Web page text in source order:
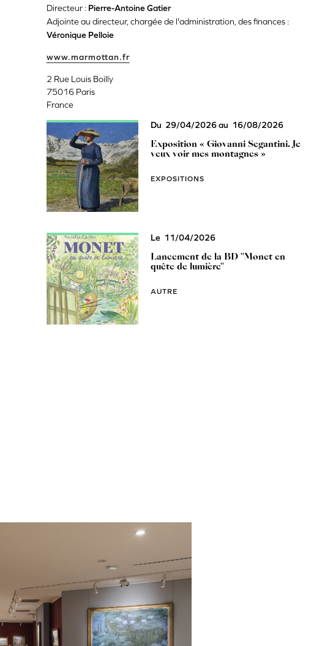
Directeur : Pierre-Antoine Gatier
Adjointe au directeur, chargée de l'administration, des finances :
Véronique Pelloie
www.marmottan.fr
2 Rue Louis Boilly
75016 Paris
France
Du 29/04/2026au 16/08/2026
Exposition « Giovanni Segantini. Je
veux voir mes montagnes »
EXPOSITIONS
Le 11/04/2026
Lancement de la BD "Monet en
quête de lumière"
AUTRE